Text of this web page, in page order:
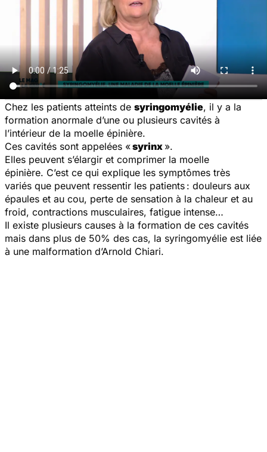
Chez les patients atteints de syringomyélie, il y a la
formation anormale d’une ou plusieurs cavités à
l’intérieur de la moelle épinière.
Ces cavités sont appelées «syrinx ».
Elles peuvent s’élargir et comprimer la moelle
épinière. C’est ce qui explique les symptômes très
variés que peuvent ressentir les patients : douleurs aux
épaules et au cou, perte de sensation à la chaleur et au
froid, contractions musculaires, fatigue intense…
Il existe plusieurs causes à la formation de ces cavités
mais dans plus de 50% des cas, la syringomyélie est liée
à une malformation d’Arnold Chiari.